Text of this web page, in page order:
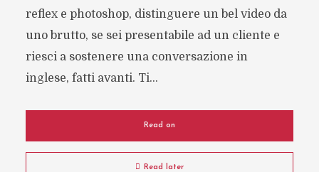
reflex e photoshop, distinguere un bel video da
uno brutto, se sei presentabile ad un cliente e
riesci a sostenere una conversazione in
inglese, fatti avanti. Ti...
Read on
Read later